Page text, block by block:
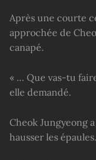
Après une courte
approchée de
canapé.
« … Que vas-tu
elle demandé.
Cheok Jungyeong
hausser les épaules.